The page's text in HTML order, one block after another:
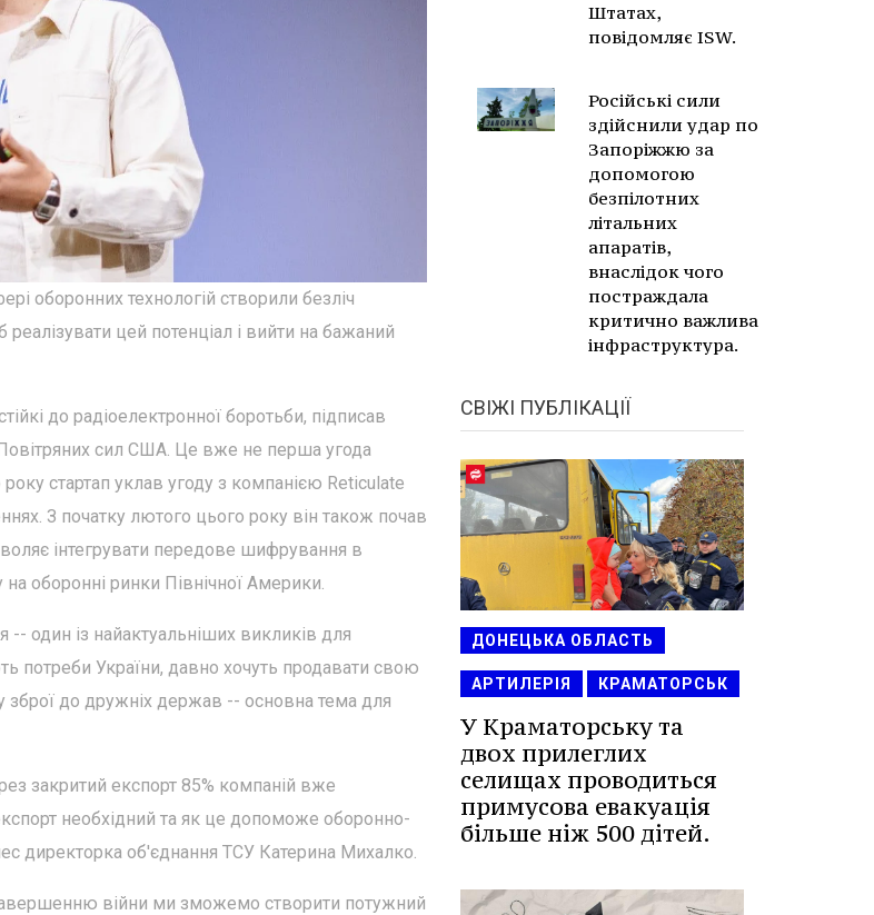
оборонних технологій створили безліч
цей потенціал і вийти на бажаний
до радіоелектронної боротьби, підписав
Повітряних сил США. Це вже не перша угода
стартап уклав угоду з компанією Reticulate
З початку лютого цього року він також почав
інтегрувати передове шифрування в
оборонні ринки Північної Америки.
-- один із найактуальніших викликів для
потреби України, давно хочуть продавати свою
зброї до дружніх держав -- основна тема для
закритий експорт 85% компаній вже
необхідний та як це допоможе оборонно-
директорка об'єднання ТСУ Катерина Михалко.
війни ми зможемо створити потужний
Штатах,
повідомляє ISW.
Російські сили
здійснили удар по
Запоріжжю за
допомогою
безпілотних
літальних
апаратів,
внаслідок чого
постраждала
критично важлива
інфраструктура.
СВІЖІ ПУБЛІКАЦІЇ
ДОНЕЦЬКА ОБЛАСТЬ
АРТИЛЕРІЯ КРАМАТОРСЬК
У Краматорську та
двох прилеглих
селищах проводиться
примусова евакуація
більше ніж 500 дітей.